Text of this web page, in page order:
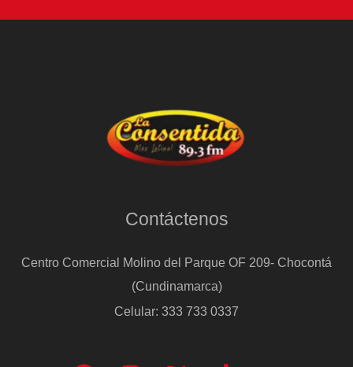
Contáctenos
Centro Comercial Molino del Parque OF 209- Chocontá
(Cundinamarca)
Celular: 333 733 0337